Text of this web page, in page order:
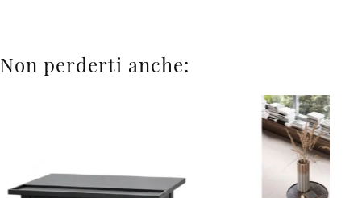
Non perderti anche: